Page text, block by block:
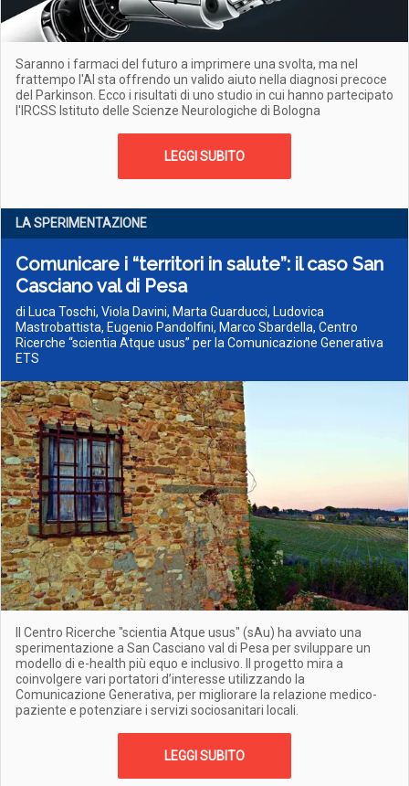
Saranno i farmaci del futuro a imprimere una svolta, ma nel
frattempo l'AI sta offrendo un valido aiuto nella diagnosi precoce
del Parkinson. Ecco i risultati di uno studio in cui hanno partecipato
l'IRCSS Istituto delle Scienze Neurologiche di Bologna
LEGGI SUBITO
LA SPERIMENTAZIONE
Comunicare i “territori in salute”: il caso San
Casciano val di Pesa
di Luca Toschi, Viola Davini, Marta Guarducci, Ludovica
Mastrobattista, Eugenio Pandolfini, Marco Sbardella, Centro
Ricerche “scientia Atque usus” per la Comunicazione Generativa
ETS
Il Centro Ricerche "scientia Atque usus" (sAu) ha avviato una
sperimentazione a San Casciano val di Pesa per sviluppare un
modello di e-health più equo e inclusivo. Il progetto mira a
coinvolgere vari portatori d’interesse utilizzando la
Comunicazione Generativa, per migliorare la relazione medico-
paziente e potenziare i servizi sociosanitari locali.
LEGGI SUBITO